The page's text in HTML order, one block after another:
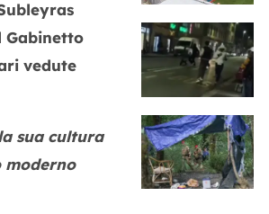
Gabinetto
vedute
sua cultura
moderno